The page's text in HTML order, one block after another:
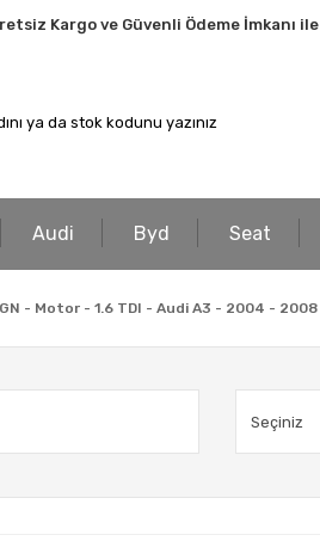
Kargo ve Güvenli Ödeme İmkanı ile
Audi Byd Seat
- Motor - 1.6 TDI - Audi A3 - 2004 - 2008